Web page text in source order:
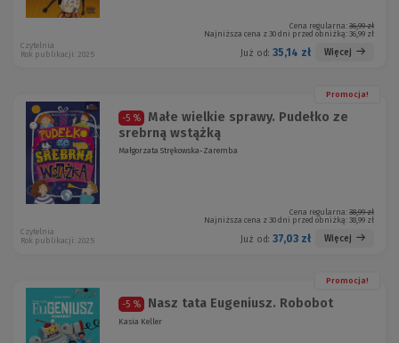
Cena regularna: 36,99 zł
Najniższa cena z 30 dni przed obniżką: 36,99 zł
Już od: 35,14 zł Więcej
Czytelnia
Rok publikacji: 2025
Promocja!
-5 %
Małe wielkie sprawy. Pudełko ze
srebrną wstążką
Małgorzata Strękowska-Zaremba
Cena regularna: 38,99 zł
Najniższa cena z 30 dni przed obniżką: 38,99 zł
Już od: 37,03 zł Więcej
Czytelnia
Rok publikacji: 2025
Promocja!
-5 % Nasz tata Eugeniusz. Robobot
Kasia Keller